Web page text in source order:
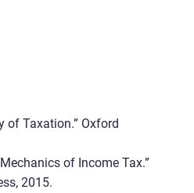
of Taxation.” Oxford
of Income Tax.”
2015.